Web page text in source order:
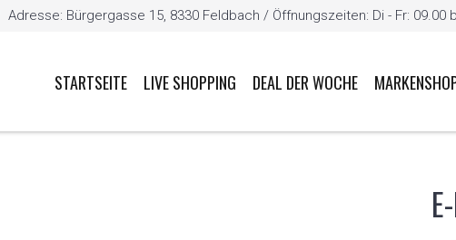
Adresse: Bürgergasse 15, 8330 Feldbach / Öffnungszeiten: Di - Fr:
STARTSEITE LIVE SHOPPING DEAL DER WOCHE